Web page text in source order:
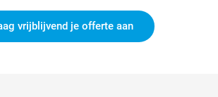
vrijblijvend je offerte aan